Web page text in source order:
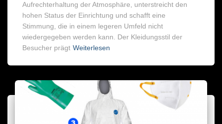
Aufrechterhaltung der Atmosphäre, unterstreicht den
hohen Status der Einrichtung und schafft eine
Stimmung, die in einem legeren Umfeld nicht
wiedergegeben werden kann. Der Kleidungsstil der
Besucher prägt Weiterlesen